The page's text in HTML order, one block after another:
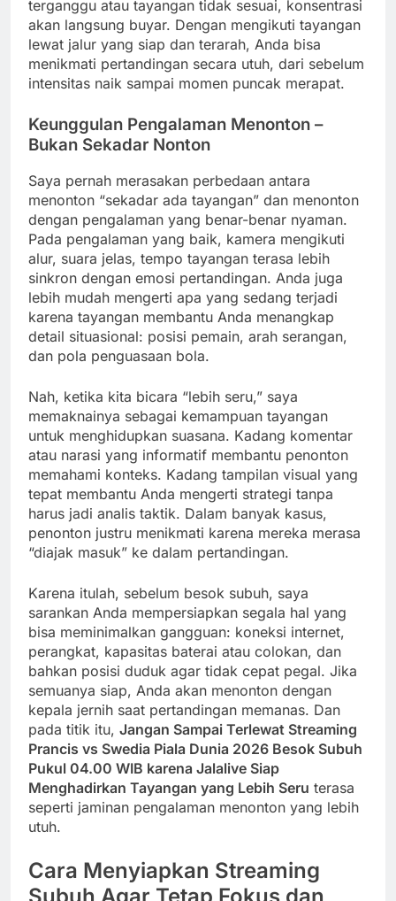
terganggu atau tayangan tidak sesuai, konsentrasi
akan langsung buyar. Dengan mengikuti tayangan
lewat jalur yang siap dan terarah, Anda bisa
menikmati pertandingan secara utuh, dari sebelum
intensitas naik sampai momen puncak merapat.
Keunggulan Pengalaman Menonton –
Bukan Sekadar Nonton
Saya pernah merasakan perbedaan antara
menonton “sekadar ada tayangan” dan menonton
dengan pengalaman yang benar-benar nyaman.
Pada pengalaman yang baik, kamera mengikuti
alur, suara jelas, tempo tayangan terasa lebih
sinkron dengan emosi pertandingan. Anda juga
lebih mudah mengerti apa yang sedang terjadi
karena tayangan membantu Anda menangkap
detail situasional: posisi pemain, arah serangan,
dan pola penguasaan bola.
Nah, ketika kita bicara “lebih seru,” saya
memaknainya sebagai kemampuan tayangan
untuk menghidupkan suasana. Kadang komentar
atau narasi yang informatif membantu penonton
memahami konteks. Kadang tampilan visual yang
tepat membantu Anda mengerti strategi tanpa
harus jadi analis taktik. Dalam banyak kasus,
penonton justru menikmati karena mereka merasa
“diajak masuk” ke dalam pertandingan.
Karena itulah, sebelum besok subuh, saya
sarankan Anda mempersiapkan segala hal yang
bisa meminimalkan gangguan: koneksi internet,
perangkat, kapasitas baterai atau colokan, dan
bahkan posisi duduk agar tidak cepat pegal. Jika
semuanya siap, Anda akan menonton dengan
kepala jernih saat pertandingan memanas. Dan
pada titik itu, Jangan Sampai Terlewat Streaming
Prancis vs Swedia Piala Dunia 2026 Besok Subuh
Pukul 04.00 WIB karena Jalalive Siap
Menghadirkan Tayangan yang Lebih Seru terasa
seperti jaminan pengalaman menonton yang lebih
utuh.
Cara Menyiapkan Streaming